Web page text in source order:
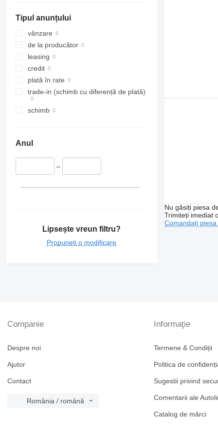
Tipul anunțului
vânzare
de la producător
leasing
credit
plată în rate
trade-in (schimb cu diferență de plată)
schimb
Anul
–
Lipsește vreun filtru?
Propuneți o modificare
Nu găsiți piesa
Trimiteți imediat
Comandați
Companie
Despre noi
Ajutor
Contact
România / română
Informaţie
Termene & Condiții
Politica de
Sugestii privind
Comentarii ale
Catalog de mărcі